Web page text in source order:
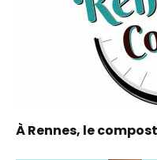
À Rennes, le